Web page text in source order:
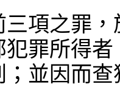
三項之罪
犯罪所得
；並因而